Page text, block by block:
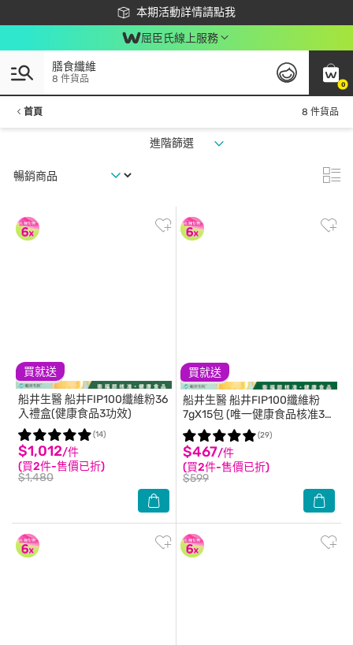
本期活動詳情請點我
下載app最高回饋$350
屈臣氏線上服務
0
膳食纖維
8 件貨品
首頁 8 件貨品
進階篩選
買就送
船井生醫船井FIP100纖維粉36
入禮盒(健康食品3功效)
$1,012/件
(買2件-售價已折)
$1,480
(14)
買就送
船井生醫船井FIP100纖維粉
7gX15包 (唯一健康食品核准3
功效纖維粉)
$467/件
(買2件-售價已折)
$599
(29)